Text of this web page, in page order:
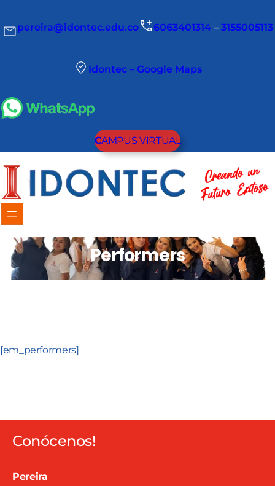
pereira@idontec.edu.co 6063401314 – 3155005113
Idontec – Google Maps
CAMPUS VIRTUAL
Performers
[em_performers]
Conócenos!
Pereira